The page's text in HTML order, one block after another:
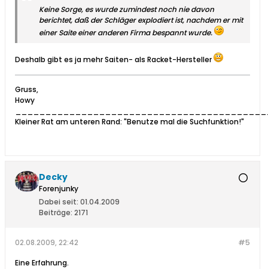
Keine Sorge, es wurde zumindest noch nie davon
berichtet, daß der Schläger explodiert ist, nachdem er mit
einer Saite einer anderen Firma bespannt wurde.
Deshalb gibt es ja mehr Saiten- als Racket-Hersteller
Gruss,
Howy
Kleiner Rat am unteren Rand: "Benutze mal die Suchfunktion!"
Decky
Forenjunky
Dabei seit: 01.04.2009
Beiträge: 2171
#5
02.08.2009, 22:42
Eine Erfahrung.